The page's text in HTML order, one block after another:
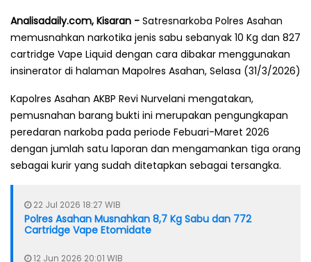
Analisadaily.com, Kisaran - Satresnarkoba Polres Asahan
memusnahkan narkotika jenis sabu sebanyak 10 Kg dan 827
cartridge Vape Liquid dengan cara dibakar menggunakan
insinerator di halaman Mapolres Asahan, Selasa (31/3/2026)
Kapolres Asahan AKBP Revi Nurvelani mengatakan,
pemusnahan barang bukti ini merupakan pengungkapan
peredaran narkoba pada periode Febuari-Maret 2026
dengan jumlah satu laporan dan mengamankan tiga orang
sebagai kurir yang sudah ditetapkan sebagai tersangka.
22 Jul 2026 18:27 WIB
Polres Asahan Musnahkan 8,7 Kg Sabu dan 772
Cartridge Vape Etomidate
12 Jun 2026 20:01 WIB